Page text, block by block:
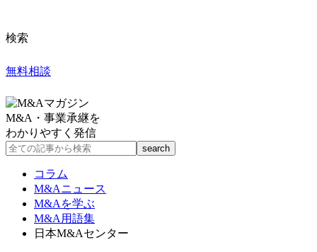
検索
無料相談
M&A・事業承継を
わかりやすく発信
コラム
M&Aニュース
M&Aを学ぶ
M&A用語集
日本M&Aセンター